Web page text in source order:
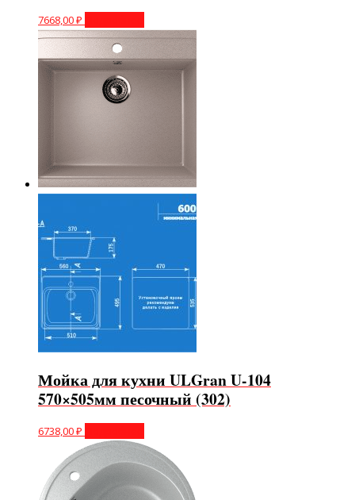
7668,00₽
Мойка для кухни ULGran U-104
570×505мм песочный (302)
6738,00₽